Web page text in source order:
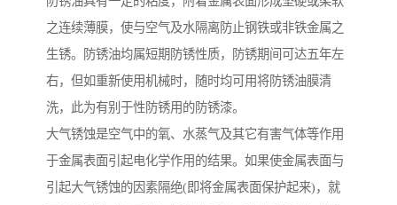
之连续薄膜，使与空气及水隔离防止钢铁或非铁金属之
生锈。防锈油均属短期防锈性质，防锈期间可达五年左
右，但如重新使用机械时，随时均可用将防锈油膜清
洗，此为有别于性防锈用的防锈漆。
大气锈蚀是空气中的氧、水蒸气及其它有害气体等作用
于金属表面引起电化学作用的结果。如果使金属表面与
引起大气锈蚀的因素隔绝(即将金属表面保护起来)，就